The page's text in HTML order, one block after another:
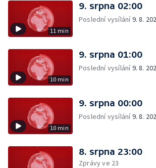
11 min
9. srpna 02:00
Poslední vysílání9. 8.
10 min
9. srpna 01:00
Poslední vysílání9. 8.
10 min
9. srpna 00:00
Poslední vysílání9. 8.
8. srpna 23:00
Zprávy ve 23